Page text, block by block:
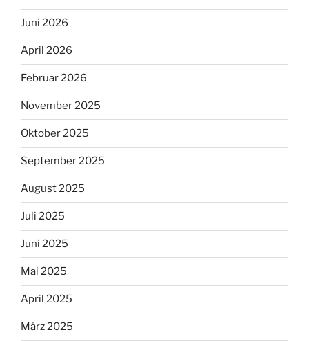
Juni 2026
April 2026
Februar 2026
November 2025
Oktober 2025
September 2025
August 2025
Juli 2025
Juni 2025
Mai 2025
April 2025
März 2025